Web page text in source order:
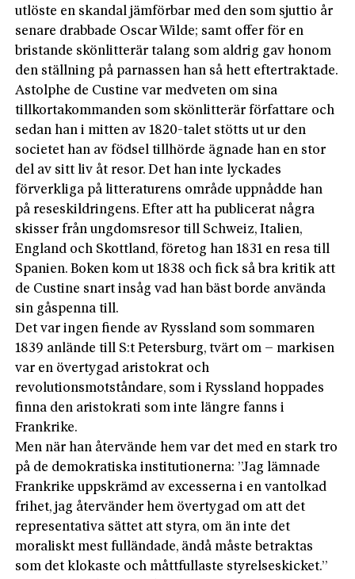
utlöste en skandal jämförbar med den som sjuttio år
senare drabbade Oscar Wilde; samt offer för en
bristande skönlitterär talang som aldrig gav honom
den ställning på parnassen han så hett eftertraktade.
Astolphe de Custine var medveten om sina
tillkortakommanden som skönlitterär författare och
sedan han i mitten av 1820-talet stötts ut ur den
societet han av födsel tillhörde ägnade han en stor
del av sitt liv åt resor. Det han inte lyckades
förverkliga på litteraturens område uppnådde han
på reseskildringens. Efter att ha publicerat några
skisser från ungdomsresor till Schweiz, Italien,
England och Skottland, företog han 1831 en resa till
Spanien. Boken kom ut 1838 och fick så bra kritik att
de Custine snart insåg vad han bäst borde använda
sin gåspenna till.
Det var ingen fiende av Ryssland som sommaren
1839 anlände till S:t Petersburg, tvärt om – markisen
var en övertygad aristokrat och
revolutionsmotståndare, som i Ryssland hoppades
finna den aristokrati som inte längre fanns i
Frankrike.
Men när han återvände hem var det med en stark tro
på de demokratiska institutionerna: ”Jag lämnade
Frankrike uppskrämd av excesserna i en vantolkad
frihet, jag återvänder hem övertygad om att det
representativa sättet att styra, om än inte det
moraliskt mest fulländade, ändå måste betraktas
som det klokaste och måttfullaste styrelseskicket.”